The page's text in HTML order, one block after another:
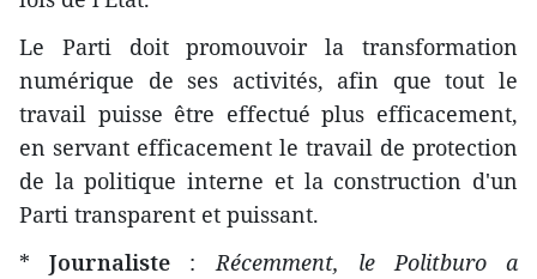
Le Parti doit promouvoir la transformation
numérique de ses activités, afin que tout le
travail puisse être effectué plus efficacement,
en servant efficacement le travail de protection
de la politique interne et la construction d'un
Parti transparent et puissant.
*Journaliste :Récemment, le Politburo a